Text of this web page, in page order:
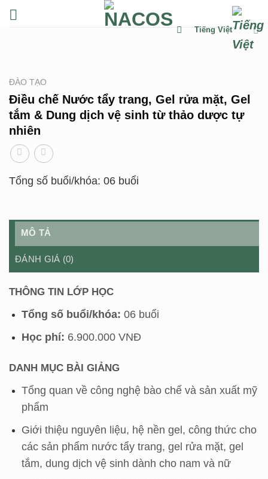
đến
Tiếng Việt
ĐÀO TẠO
Điều chế Nước tẩy trang, Gel rửa mặt, Gel
tắm & Dung dịch vệ sinh từ thảo dược tự
nhiên
Tổng số buổi/khóa: 06 buổi
MÔ TẢ
ĐÁNH GIÁ (0)
THÔNG TIN LỚP HỌC
Tổng số buổi/khóa: 06 buổi
Học phí: 6.900.000 VNĐ
DANH MỤC BÀI GIẢNG
Tổng quan về công nghệ bào chế và sản xuất mỹ
phẩm
Giới thiệu nguyên liệu, hệ nền gel, công thức cho
các sản phẩm nước tẩy trang, gel rửa mặt, gel
tắm, dung dịch vệ sinh dành cho nam và nữ